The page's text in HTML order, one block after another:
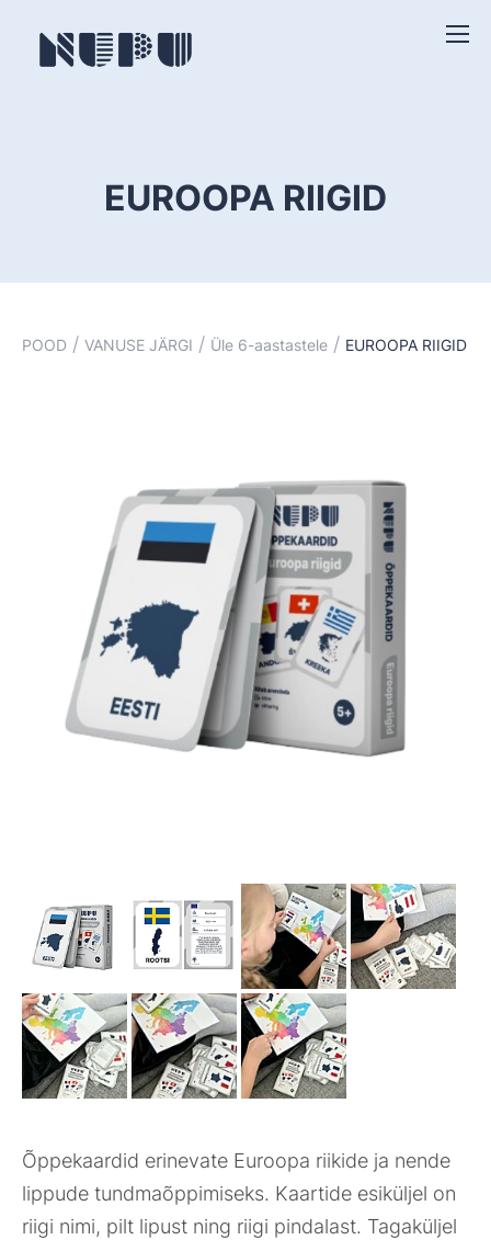
EUROOPA RIIGID
POOD / VANUSE JÄRGI / Üle 6-aastastele / EUROOPA RIIGID
Õppekaardid erinevate Euroopa riikide ja nende
lippude tundmaõppimiseks. Kaartide esiküljel on
riigi nimi, pilt lipust ning riigi pindalast. Tagaküljel